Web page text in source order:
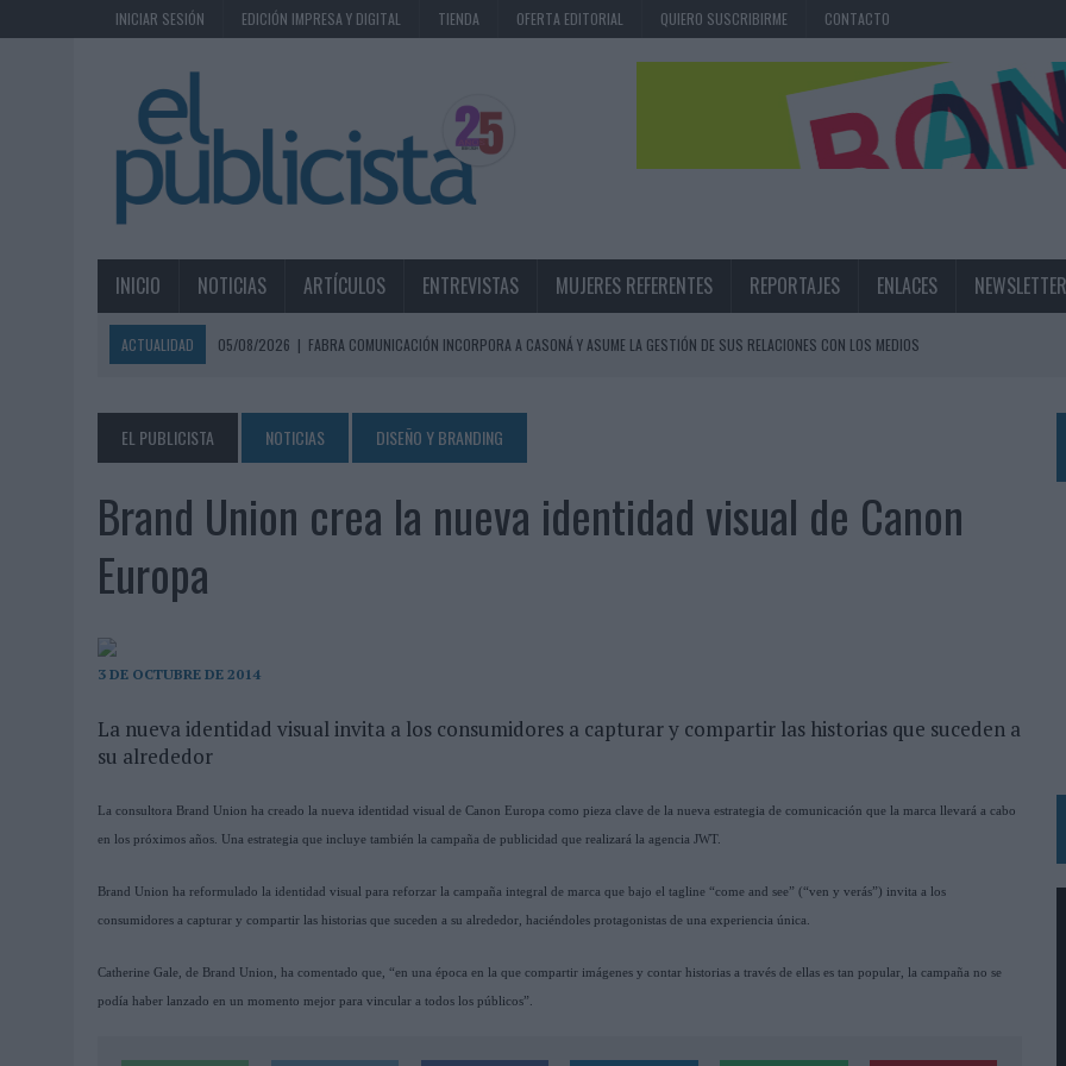
INICIAR SESIÓN EDICIÓN IMPRESA Y DIGITAL TIENDA OFERTA EDITORIAL QUIERO SUSCRIBIRME CONTACTO
INICIO NOTICIAS ARTÍCULOS ENTREVISTAS MUJERES REFERENTES REPORTAJES ENLACES NEWSLETTER
ACTUALIDAD 05/08/2026 | FABRA COMUNICACIÓN INCORPORA A CASONÁ Y ASUME LA GESTIÓN DE SUS RELACIONES CON LOS MEDIOS
LUIS ARQUILLOS (BURGO DE ARIAS): “LA CONSTRUCCIÓN DE MARCA A LARGO PLAZO Y LA MEDICIÓN SON DOS CARAS DE LA MISMA
MONEDA”
04/08/2026
‘EL PARAÍSO MÁS CERCA’, DE 22GRADOS PARA LOPESAN HOTELS & RESORTS
04/08/2026
‘LA ÚNICA CERVEZA DEL MUNDO QUE SE DISFRUTA DOS VECES’, DE INUSUALY PARA CERVEZA CAPAZ
04/08/2026
03/08/2026 | ‘VUELVE EL FÚTBOL. VUELVE A SOÑAR’, DE VML PARA MOVISTAR
03/08/2026 | EL REAL BETIS INVITA A LOS AFICIONADOS A DISEÑAR SU PRÓXIMA CAMISETA FOREVER GREEN
03/08/2026 | BACK MARKET PONE A LA MADRE DE SU FUNDADOR COMO AVAL DE SU CALIDAD
PRESENTADO EL JURADO DE LOS PREMIOS DE MARKETING Y COMUNICACIÓN EN EL SECTOR ASEGURADOR 2026
31/07/2026 | ‘FROZEN DUNKIN’ X CALIPPO®’, AUTOPRODUCCIÓN DE DUNKIN’
31/07/2026 |
MAKING SCIENCE AUMENTA UN 12,8% SUS VENTAS EN EL PRIMER SEMESTRE HASTA LOS 196 MILLONES DE EUROS
EL PUBLICISTA NOTICIAS DISEÑO Y BRANDING
Brand Union crea la nueva identidad visual de Canon
Europa
3 DE OCTUBRE DE 2014
La nueva identidad visual invita a los consumidores a capturar y compartir las historias que suceden a
su alrededor
La consultora Brand Union ha creado la nueva identidad visual de Canon Europa como pieza clave de la nueva estrategia de comunicación que la marca llevará a cabo
en los próximos años. Una estrategia que incluye también la campaña de publicidad que realizará la agencia JWT.
Brand Union ha reformulado la identidad visual para reforzar la campaña integral de marca que bajo el tagline “come and see” (“ven y verás”) invita a los
consumidores a capturar y compartir las historias que suceden a su alrededor, haciéndoles protagonistas de una experiencia única.
Catherine Gale, de Brand Union, ha comentado que, “en una época en la que compartir imágenes y contar historias a través de ellas es tan popular, la campaña no se
podía haber lanzado en un momento mejor para vincular a todos los públicos”.